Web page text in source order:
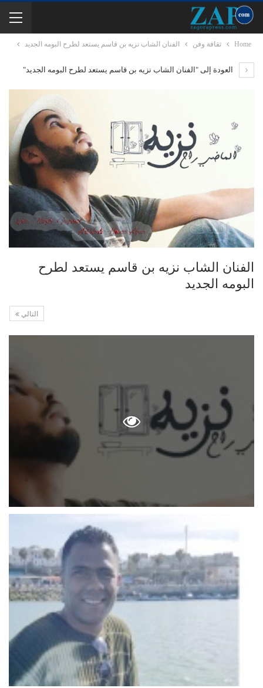
Home ثقافة وفن الفنان الشاب نزيه بن قاسم يستعد لطرح البومه الجديد
العودة إلى "الفنان الشاب نزيه بن قاسم يستعد لطرح البومه الجديد"
الفنان الشاب نزيه بن قاسم يستعد لطرح
البومه الجديد
التالي